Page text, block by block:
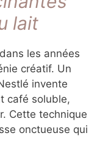
lait
les années
créatif. Un
invente
café soluble,